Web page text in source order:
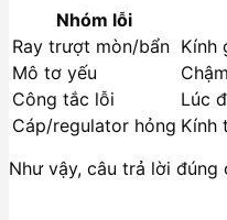
Nhóm lỗi
Ray trượt mòn/bẩn Kính
Mô tơ yếu
Công tắc lỗi
Lúc
Cáp/regulator hỏng Kính
Như vậy, câu trả lời đúng